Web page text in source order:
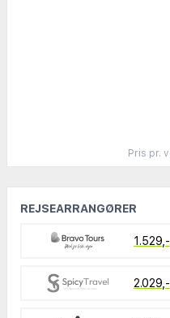
Pris pr.
REJSEARRANGØRER
1.529,-
2.029,-